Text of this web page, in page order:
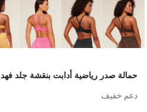
حمالة صدر رياضية أدابت بنقشة جلد فهد
دعم خفيف